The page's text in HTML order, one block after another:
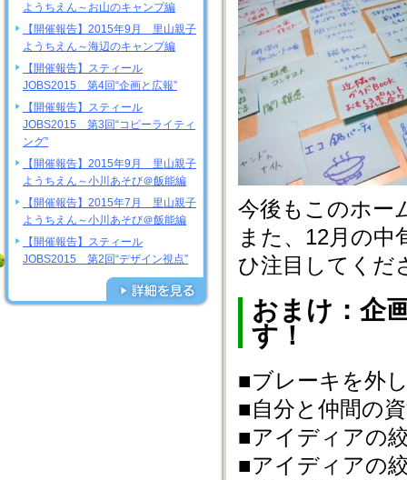
今後もこのホー
また、12月の
ひ注目してくだ
おまけ：企
す！
■ブレーキを外
■自分と仲間の
■アイディアの
■アイディアの
ようちえん～お山のキャンプ編
【開催報告】2015年9月 里山親子
ようちえん～海辺のキャンプ編
【開催報告】スティール
JOBS2015 第4回“企画と広報”
【開催報告】スティール
JOBS2015 第3回“コピーライティ
ング”
【開催報告】2015年9月 里山親子
ようちえん～小川あそび＠飯能編
【開催報告】2015年7月 里山親子
ようちえん～小川あそび＠飯能編
【開催報告】スティール
JOBS2015 第2回“デザイン視点”